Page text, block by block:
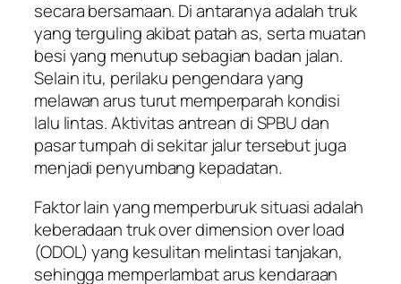
secara bersamaan. Di antaranya adalah truk
yang terguling akibat patah as, serta muatan
besi yang menutup sebagian badan jalan.
Selain itu, perilaku pengendara yang
melawan arus turut memperparah kondisi
lalu lintas. Aktivitas antrean di SPBU dan
pasar tumpah di sekitar jalur tersebut juga
menjadi penyumbang kepadatan.
Faktor lain yang memperburuk situasi adalah
keberadaan truk over dimension over load
(ODOL) yang kesulitan melintasi tanjakan,
sehingga memperlambat arus kendaraan